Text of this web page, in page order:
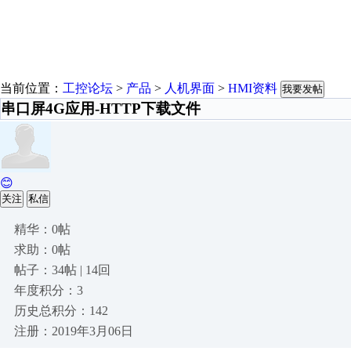
当前位置： 工控论坛 > 产品 > 人机界面 > HMI资料 我要发帖
串口屏4G应用-HTTP下载文件
😊
关注 私信
精华：0帖
求助：0帖
帖子：34帖 | 14回
年度积分：3
历史总积分：142
注册：2019年3月06日